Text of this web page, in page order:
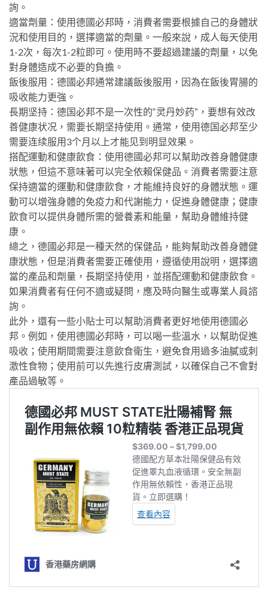
詢。
適當劑量：使用德國必邦時，消費者需要根據自己的身體狀
況和使用目的，選擇適當的劑量。一般來說，成人每天使用
1-2次，每次1-2粒即可。使用時不要超過建議的劑量，以免
對身體造成不必要的負擔。
飯後服用：德國必邦通常建議飯後服用，因為在飯後胃腸的
吸收能力更強。
長期坚持：德国必邦不是一次性的“灵丹妙药”，要想有效改
善健康状况，需要长期坚持使用。通常，使用德国必邦至少
需要连续服用3个月以上才能见到明显效果。
搭配運動和健康飲食：使用德國必邦可以幫助改善身體健康
狀態，但這不意味著可以完全依賴保健品。消費者需要注意
保持適當的運動和健康飲食，才能維持良好的身體狀態。運
動可以增強身體的免疫力和代謝能力，促進身體健康；健康
飲食可以提供身體所需的營養素和能量，幫助身體維持健
康。
總之，德國必邦是一種天然的保健品，能夠幫助改善身體健
康狀態，但是消費者需要正確使用，遵循使用說明，選擇適
當的產品和劑量，長期坚持使用，並搭配運動和健康飲食。
如果消費者有任何不適或疑問，應及時向醫生或專業人員諮
詢。
此外，還有一些小貼士可以幫助消費者更好地使用德國必
邦。例如，使用德國必邦時，可以喝一些溫水，以幫助促進
吸收；使用期間需要注意飲食衛生，避免食用過多油膩或刺
激性食物；使用前可以先進行皮膚測試，以確保自己不會對
產品過敏等。